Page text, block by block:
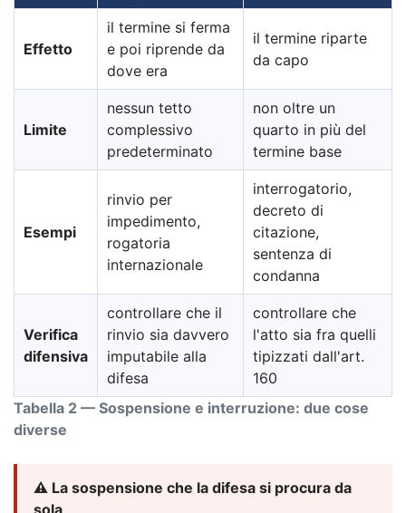
Tabella 2 — Sospensione e interruzione: due cose
diverse
Effetto
il termine si ferma
e poi riprende da
dove era
il termine riparte
da capo
Limite
nessun tetto
complessivo
predeterminato
non oltre un
quarto in più del
termine base
Esempi
rinvio per
impedimento,
rogatoria
internazionale
interrogatorio,
decreto di
citazione,
sentenza di
condanna
Verifica
difensiva
controllare che il
rinvio sia davvero
imputabile alla
difesa
controllare che
l'atto sia fra quelli
tipizzati dall'art.
160
⚠️ La sospensione che la difesa si procura da
sola